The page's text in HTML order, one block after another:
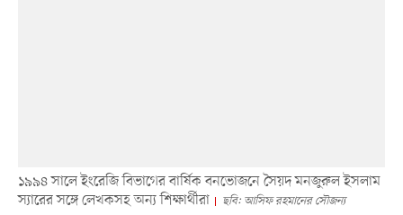
১৯৯৪ সালে ইংরেজি বিভাগের বার্ষিক বনভোজনে সৈয়দ মনজুরুল ইসলাম
স্যারের সঙ্গে লেখকসহ অন্য শিক্ষার্থীরা
ছবি: আসিফ রহমানের সৌজন্য